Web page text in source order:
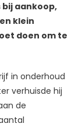
aankoop,
klein
doen om te
in onderhoud
verhuisde hij
de